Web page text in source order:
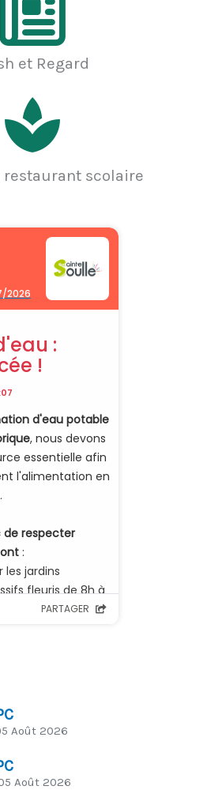
et Regard
scolaire
Août 2026
Août 2026